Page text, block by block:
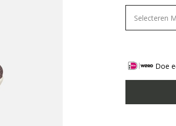
Selecteren
Doe